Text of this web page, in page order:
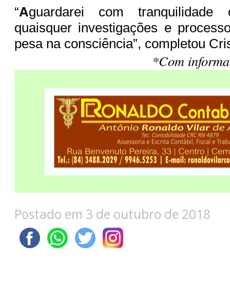
“Aguardarei com
quaisquer investigações e
pesa na consciência”, completou
*Com
Postado em 3 de outubro de 2018